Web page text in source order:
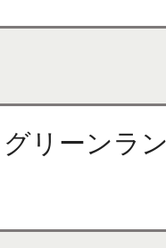
リーンラ